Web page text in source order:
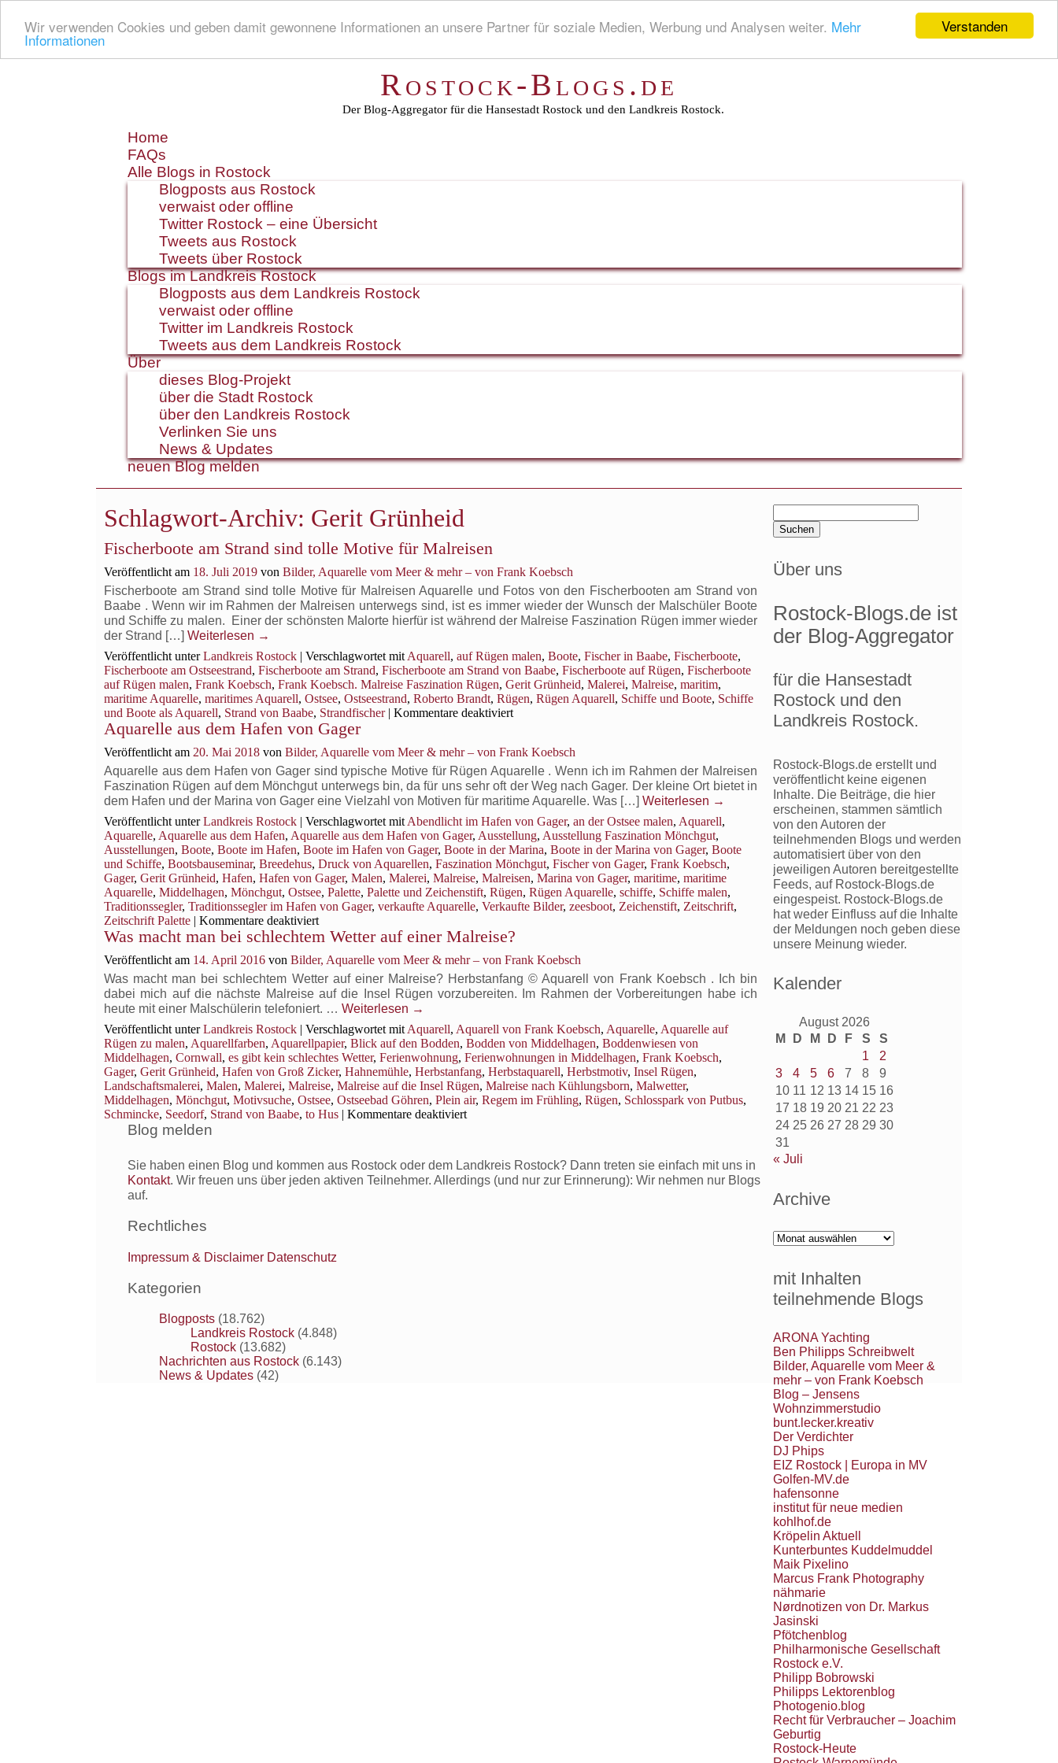
Verstanden
Wir verwenden Cookies und geben damit gewonnene Informationen an unsere Partner für soziale Medien, Werbung und Analysen weiter. Mehr
Informationen
Rostock-Blogs.de
Der Blog-Aggregator für die Hansestadt Rostock und den Landkreis Rostock.
Inhalt
springen
Home
FAQs
Alle Blogs in Rostock
Blogposts aus Rostock
verwaist oder offline
Twitter Rostock – eine Übersicht
Tweets aus Rostock
Tweets über Rostock
Blogs im Landkreis Rostock
Blogposts aus dem Landkreis Rostock
verwaist oder offline
Twitter im Landkreis Rostock
Tweets aus dem Landkreis Rostock
Über
dieses Blog-Projekt
über die Stadt Rostock
über den Landkreis Rostock
Verlinken Sie uns
News & Updates
neuen Blog melden
Schlagwort-Archiv: Gerit Grünheid
Fischerboote am Strand sind tolle Motive für Malreisen
Veröffentlicht am 18. Juli 2019 von Bilder, Aquarelle vom Meer & mehr – von Frank Koebsch
Fischerboote am Strand sind tolle Motive für Malreisen Aquarelle und Fotos von den Fischerbooten am Strand von
Baabe . Wenn wir im Rahmen der Malreisen unterwegs sind, ist es immer wieder der Wunsch der Malschüler Boote
und Schiffe zu malen. Einer der schönsten Malorte hierfür ist während der Malreise Faszination Rügen immer wieder
der Strand […] Weiterlesen →
Veröffentlicht unter Landkreis Rostock | Verschlagwortet mit Aquarell, auf Rügen malen, Boote, Fischer in Baabe, Fischerboote,
Fischerboote am Ostseestrand, Fischerboote am Strand, Fischerboote am Strand von Baabe, Fischerboote auf Rügen, Fischerboote
auf Rügen malen, Frank Koebsch, Frank Koebsch. Malreise Faszination Rügen, Gerit Grünheid, Malerei, Malreise, maritim,
maritime Aquarelle, maritimes Aquarell, Ostsee, Ostseestrand, Roberto Brandt, Rügen, Rügen Aquarell, Schiffe und Boote, Schiffe
und Boote als Aquarell, Strand von Baabe, Strandfischer | Kommentare deaktiviertfür
Strand
sind
tolle
Motive
Malreisen
Aquarelle aus dem Hafen von Gager
Veröffentlicht am 20. Mai 2018 von Bilder, Aquarelle vom Meer & mehr – von Frank Koebsch
Aquarelle aus dem Hafen von Gager sind typische Motive für Rügen Aquarelle . Wenn ich im Rahmen der Malreisen
Faszination Rügen auf dem Mönchgut unterwegs bin, da für uns sehr oft der Weg nach Gager. Der kleine Ort bietet in
dem Hafen und der Marina von Gager eine Vielzahl von Motiven für maritime Aquarelle. Was […] Weiterlesen →
Veröffentlicht unter Landkreis Rostock | Verschlagwortet mit Abendlicht im Hafen von Gager, an der Ostsee malen, Aquarell,
Aquarelle, Aquarelle aus dem Hafen, Aquarelle aus dem Hafen von Gager, Ausstellung, Ausstellung Faszination Mönchgut,
Ausstellungen, Boote, Boote im Hafen, Boote im Hafen von Gager, Boote in der Marina, Boote in der Marina von Gager, Boote
und Schiffe, Bootsbauseminar, Breedehus, Druck von Aquarellen, Faszination Mönchgut, Fischer von Gager, Frank Koebsch,
Gager, Gerit Grünheid, Hafen, Hafen von Gager, Malen, Malerei, Malreise, Malreisen, Marina von Gager, maritime, maritime
Aquarelle, Middelhagen, Mönchgut, Ostsee, Palette, Palette und Zeichenstift, Rügen, Rügen Aquarelle, schiffe, Schiffe malen,
Traditionssegler, Traditionssegler im Hafen von Gager, verkaufte Aquarelle, Verkaufte Bilder, zeesboot, Zeichenstift, Zeitschrift,
Zeitschrift Palette | Kommentare deaktiviertfür
Aquarelle
dem
Hafen
von
Gager
Was macht man bei schlechtem Wetter auf einer Malreise?
Veröffentlicht am 14. April 2016 von Bilder, Aquarelle vom Meer & mehr – von Frank Koebsch
Was macht man bei schlechtem Wetter auf einer Malreise? Herbstanfang © Aquarell von Frank Koebsch . Ich bin
dabei mich auf die nächste Malreise auf die Insel Rügen vorzubereiten. Im Rahmen der Vorbereitungen habe ich
heute mit einer Malschülerin telefoniert. … Weiterlesen →
Veröffentlicht unter Landkreis Rostock | Verschlagwortet mit Aquarell, Aquarell von Frank Koebsch, Aquarelle, Aquarelle auf
Rügen zu malen, Aquarellfarben, Aquarellpapier, Blick auf den Bodden, Bodden von Middelhagen, Boddenwiesen von
Middelhagen, Cornwall, es gibt kein schlechtes Wetter, Ferienwohnung, Ferienwohnungen in Middelhagen, Frank Koebsch,
Gager, Gerit Grünheid, Hafen von Groß Zicker, Hahnemühle, Herbstanfang, Herbstaquarell, Herbstmotiv, Insel Rügen,
Landschaftsmalerei, Malen, Malerei, Malreise, Malreise auf die Insel Rügen, Malreise nach Kühlungsborn, Malwetter,
Middelhagen, Mönchgut, Motivsuche, Ostsee, Ostseebad Göhren, Plein air, Regem im Frühling, Rügen, Schlosspark von Putbus,
Schmincke, Seedorf, Strand von Baabe, to Hus | Kommentare deaktiviertfür
bei
schlechtem
nach:
Über uns
Rostock-Blogs.de ist
der Blog-Aggregator
für die Hansestadt
Rostock und den
Landkreis Rostock.
Rostock-Blogs.de erstellt und
veröffentlicht keine eigenen
Inhalte. Die Beiträge, die hier
erscheinen, stammen sämtlich
von den Autoren der
teilnehmenden Blogs und werden
automatisiert über von den
jeweiligen Autoren bereitgestellte
Feeds, auf Rostock-Blogs.de
eingespeist. Rostock-Blogs.de
hat weder Einfluss auf die Inhalte
der Meldungen noch geben diese
unsere Meinung wieder.
Kalender
August 2026
M
D M D F S
S
1
2
3
4 5 6 7 8
9
10 11 12 13 14 15 16
17 18 19 20 21 22 23
24 25 26 27 28 29 30
31
« Juli
Archive
Archive
mit Inhalten
teilnehmende Blogs
ARONA Yachting
Ben Philipps Schreibwelt
Bilder, Aquarelle vom Meer &
mehr – von Frank Koebsch
Blog – Jensens
Wohnzimmerstudio
bunt.lecker.kreativ
Der Verdichter
DJ Phips
EIZ Rostock | Europa in MV
Golfen-MV.de
hafensonne
institut für neue medien
kohlhof.de
Kröpelin Aktuell
Kunterbuntes Kuddelmuddel
Maik Pixelino
Marcus Frank Photography
nähmarie
Nørdnotizen von Dr. Markus
Jasinski
Pfötchenblog
Philharmonische Gesellschaft
Rostock e.V.
Philipp Bobrowski
Philipps Lektorenblog
Photogenio.blog
Recht für Verbraucher – Joachim
Geburtig
Rostock-Heute
Blog melden
Sie haben einen Blog und kommen aus Rostock oder dem Landkreis Rostock? Dann treten sie einfach mit uns in
Kontakt. Wir freuen uns über jeden aktiven Teilnehmer. Allerdings (und nur zur Erinnerung): Wir nehmen nur Blogs
auf.
Rechtliches
Impressum & Disclaimer Datenschutz
Kategorien
Blogposts (18.762)
Landkreis Rostock (4.848)
Rostock (13.682)
Nachrichten aus Rostock (6.143)
News & Updates (42)